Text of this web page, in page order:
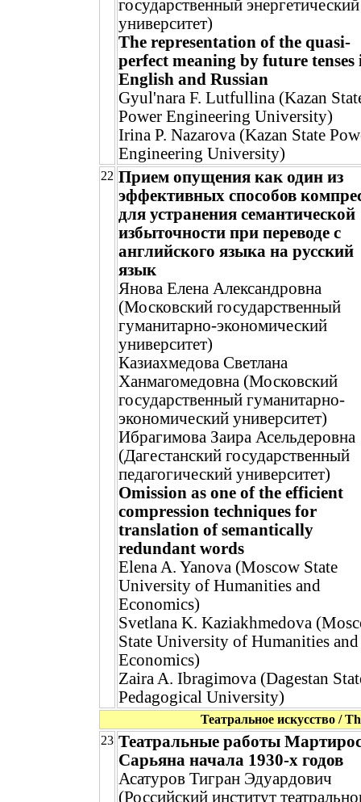
государственный энергетический
университет)
The representation of the quasi-
perfect meaning by future tenses
English and Russian
Gyul'nara F. Lutfullina (Kazan
Power Engineering University)
Irina P. Nazarova (Kazan State
Engineering University)
22 Прием опущения как один из
эффективных способов
для устранения семантической
избыточности при переводе с
английского языка на русский
язык
Янова Елена Александровна
(Московский государственный
гуманитарно-экономический
университет)
Казиахмедова Светлана
Ханмагомедовна (Московский
государственный гуманитарно-
экономический университет)
Ибрагимова Заира Асельдеровна
(Дагестанский государственный
педагогический университет)
Omission as one of the efficient
compression techniques for
translation of semantically
redundant words
Elena A. Yanova (Moscow State
University of Humanities and
Economics)
Svetlana K. Kaziakhmedova
State University of Humanities and
Economics)
Zaira A. Ibragimova (Dagestan
Pedagogical University)
Театральное искусство /
23 Театральные работы
Сарьяна начала 1930-х годов
Асатуров Тигран Эдуардович
(Российский институт